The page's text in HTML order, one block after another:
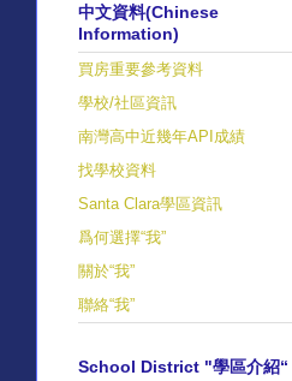
中文資料(Chinese
Information)
買房重要參考資料
學校/社區資訊
南灣高中近幾年API成績
找學校資料
Santa Clara學區資訊
爲何選擇“我”
關於“我”
聯絡“我”
School District "學區介紹“